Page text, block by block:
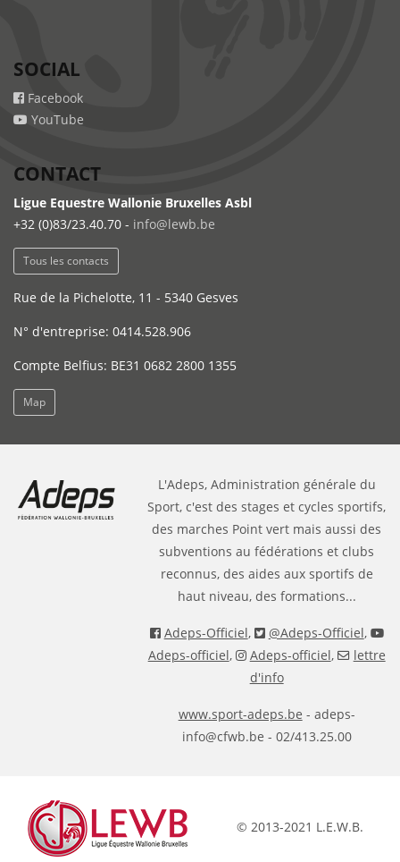
SOCIAL
Facebook
YouTube
CONTACT
Ligue Equestre Wallonie Bruxelles Asbl
+32 (0)83/23.40.70 - info@lewb.be
Tous les contacts
Rue de la Pichelotte, 11 - 5340 Gesves
N° d'entreprise: 0414.528.906
Compte Belfius: BE31 0682 2800 1355
Map
L'Adeps, Administration générale du
Sport, c'est des stages et cycles sportifs,
des marches Point vert mais aussi des
subventions au fédérations et clubs
reconnus, des aides aux sportifs de
haut niveau, des formations...
Adeps-Officiel, @Adeps-Officiel,
Adeps-officiel, Adeps-officiel,
lettre
d'info
www.sport-adeps.be - adeps-
info@cfwb.be - 02/413.25.00
© 2013-2021 L.E.W.B.